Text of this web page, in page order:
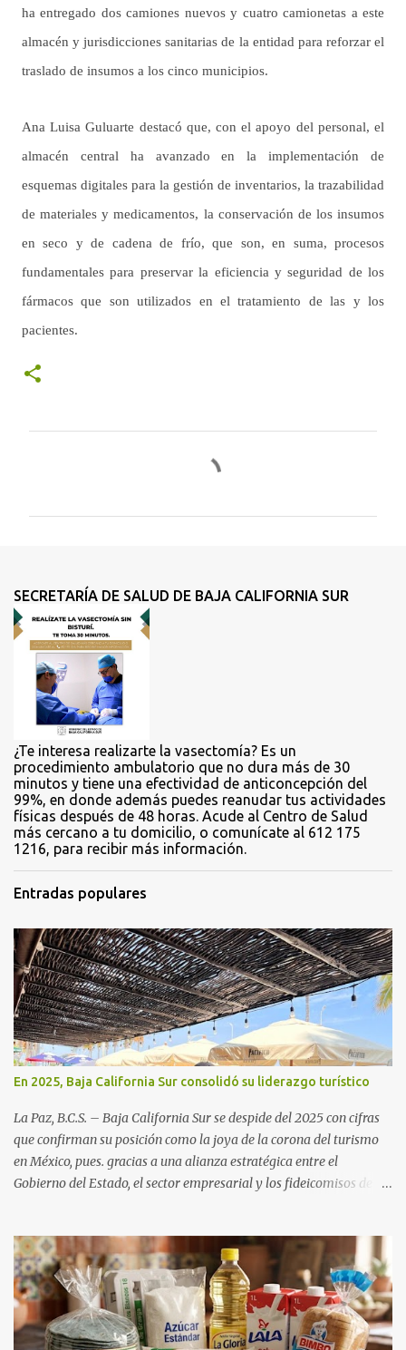
ha entregado dos camiones nuevos y cuatro camionetas a este
almacén y jurisdicciones sanitarias de la entidad para reforzar el
traslado de insumos a los cinco municipios.
Ana Luisa Guluarte destacó que, con el apoyo del personal, el
almacén central ha avanzado en la implementación de
esquemas digitales para la gestión de inventarios, la trazabilidad
de materiales y medicamentos, la conservación de los insumos
en seco y de cadena de frío, que son, en suma, procesos
fundamentales para preservar la eficiencia y seguridad de los
fármacos que son utilizados en el tratamiento de las y los
pacientes.
t
r
o
SECRETARÍA DE SALUD DE BAJA CALIFORNIA SUR
¿Te interesa realizarte la vasectomía? Es un
procedimiento ambulatorio que no dura más de 30
minutos y tiene una efectividad de anticoncepción del
99%, en donde además puedes reanudar tus actividades
físicas después de 48 horas. Acude al Centro de Salud
más cercano a tu domicilio, o comunícate al 612 175
1216, para recibir más información.
Entradas populares
En 2025, Baja California Sur consolidó su liderazgo turístico
La Paz, B.C.S. – Baja California Sur se despide del 2025 con cifras
que confirman su posición como la joya de la corona del turismo
en México, pues. gracias a una alianza estratégica entre el
Gobierno del Estado, el sector empresarial y los fideicomisos de
una derrama económica sin precedentes. Las proyecciones para
este periodo vacacional son optimistas, con un promedio estatal
que supera el 70% . Sin embargo, la sorpresa del año la ha dado el
norte del estado. Comondú encabeza las expectativas con un
impresionante 89% de ocupación, impulsado por el interés